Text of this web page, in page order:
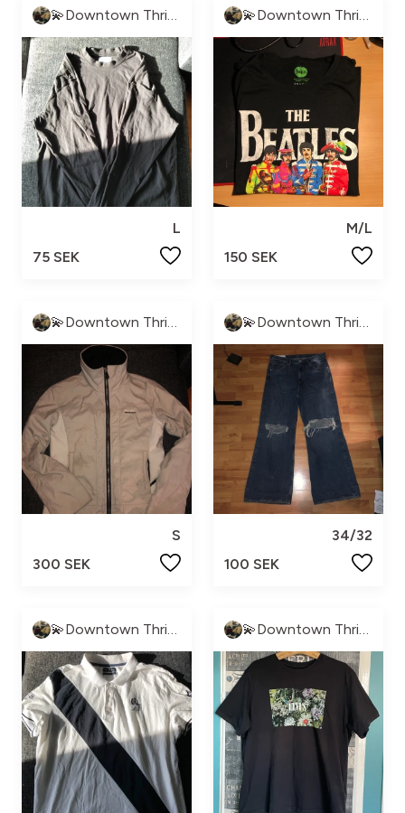
💫Downtown Thrift💫
L
75 SEK
💫Downtown Thrift💫
M/L
150 SEK
💫Downtown Thrift💫
S
300 SEK
💫Downtown Thrift💫
34/32
100 SEK
💫Downtown Thrift💫 💫Downtown Thrift💫